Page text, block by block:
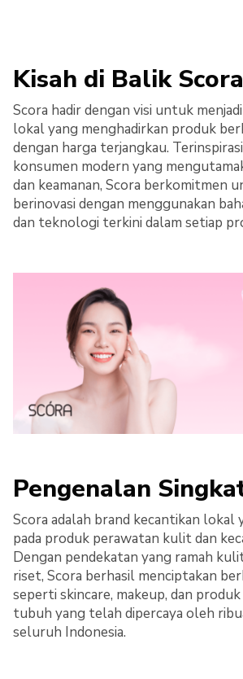
Kisah di Balik Scora
Scora hadir dengan visi untuk
lokal yang menghadirkan produk
dengan harga terjangkau.
konsumen modern yang
dan keamanan, Scora berkomitmen
berinovasi dengan menggunakan
dan teknologi terkini dalam setiap
Pengenalan
Scora adalah brand kecantikan lokal
pada produk perawatan kulit dan
Dengan pendekatan yang ramah
riset, Scora berhasil menciptakan
seperti skincare, makeup, dan
tubuh yang telah dipercaya oleh
seluruh Indonesia.